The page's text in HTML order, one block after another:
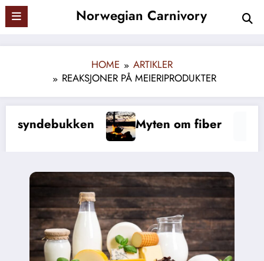
Skip
to
content
Norwegian Carnivory
HOME
ARTIKLER
REAKSJONER PÅ MEIERIPRODUKTER
Myten om fiber Trenger vi vitamin C?